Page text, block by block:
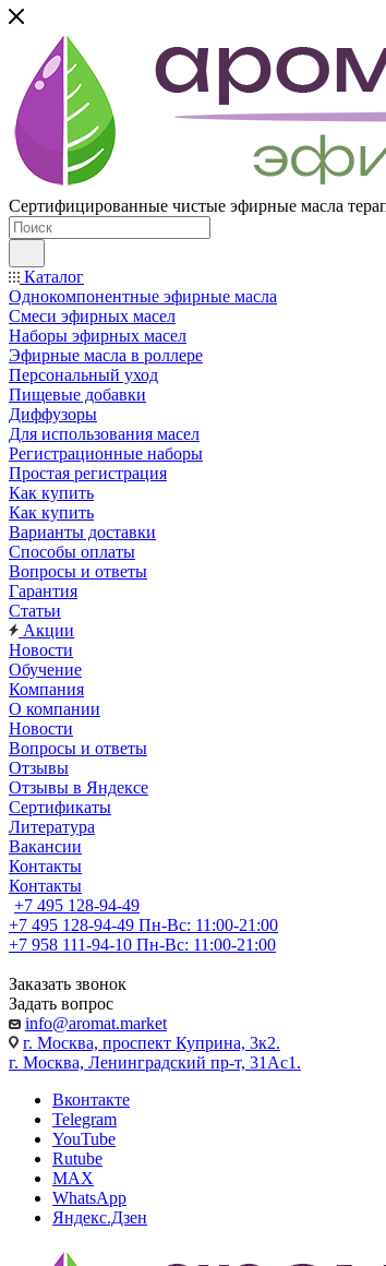
Сертифицированные чистые эфирные масла
Каталог
Однокомпонентные эфирные масла
Смеси эфирных масел
Наборы эфирных масел
Эфирные масла в роллере
Персональный уход
Пищевые добавки
Диффузоры
Для использования масел
Регистрационные наборы
Простая регистрация
Как купить
Как купить
Варианты доставки
Способы оплаты
Вопросы и ответы
Гарантия
Статьи
Акции
Новости
Обучение
Компания
О компании
Новости
Вопросы и ответы
Отзывы
Отзывы в Яндексе
Сертификаты
Литература
Вакансии
Контакты
Контакты
+7 495 128-94-49
+7 495 128-94-49 Пн-Вс: 11:00-21:00
+7 958 111-94-10 Пн-Вс: 11:00-21:00
Заказать звонок
Задать вопрос
info@aromat.market
г. Москва, проспект Куприна, 3к2.
г. Москва, Ленинградский пр-т, 31Ас1.
Вконтакте
Telegram
YouTube
Rutube
MAX
WhatsApp
Яндекс.Дзен